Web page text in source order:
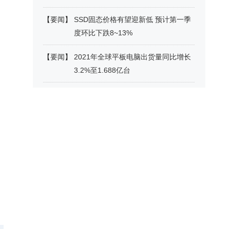
【要闻】
SSD固态价格有望迎新低 预计第一季
度环比下跌8~13%
【要闻】
2021年全球平板电脑出货量同比增长
3.2%至1.688亿台